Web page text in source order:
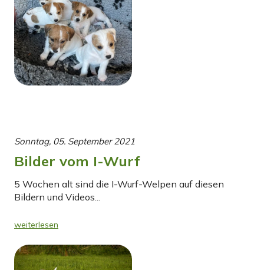
Sonntag, 05. September 2021
Bilder vom I-Wurf
5 Wochen alt sind die I-Wurf-Welpen auf diesen
Bildern und Videos...
weiterlesen